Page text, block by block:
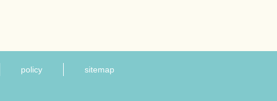
policy sitemap